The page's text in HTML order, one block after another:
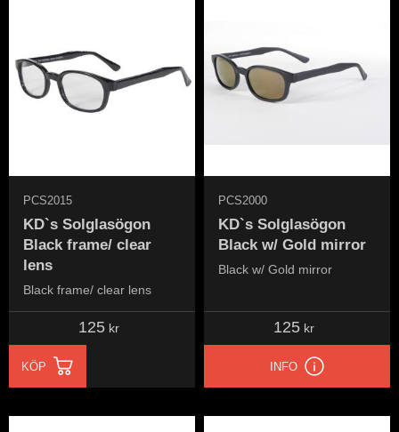
KD`s Solglasögon
Black frame/ clear
lens
Black frame/ clear lens
PCS2015
125 kr
KÖP
KD`s Solglasögon
Black w/ Gold mirror
Black w/ Gold mirror
PCS2000
125 kr
INFO